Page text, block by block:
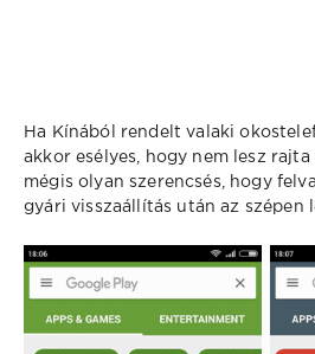
Ha Kínából rendelt valaki
akkor esélyes, hogy nem lesz rajta
mégis olyan szerencsés, hogy
gyári visszaállítás után az szépen